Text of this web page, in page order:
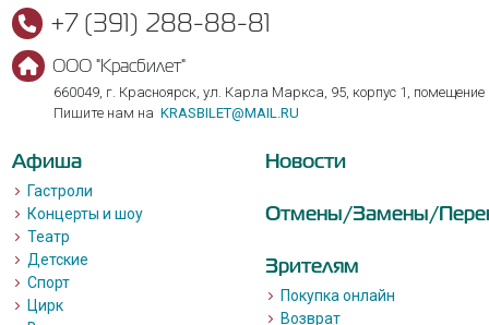
+7 (391) 288-88-81
ООО "Красбилет"
660049, г. Красноярск, ул. Карла Маркса, 95, корпус 1, помещение
Пишите нам на KRASBILET@MAIL.RU
Афиша
Гастроли
Концерты и шоу
Театр
Детские
Спорт
Цирк
Новости
Отмены/Замены/
Зрителям
Покупка онлайн
Возврат